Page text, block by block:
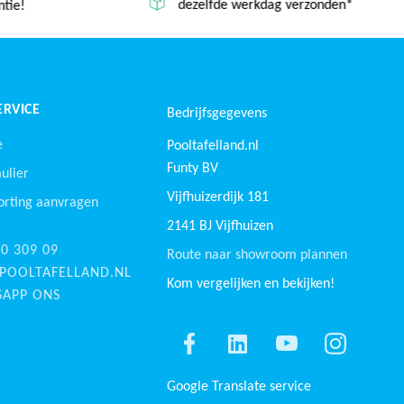
dezelfde werkdag verzonden*
aanvragen
309 09
ONS
Bedrijfsgegevens
Pooltafelland.nl
Funty BV
Vijfhuizerdijk 181
2141 BJ Vijfhuizen
Route naar showroom plannen
Kom vergelijken en bekijken!
Google Translate service